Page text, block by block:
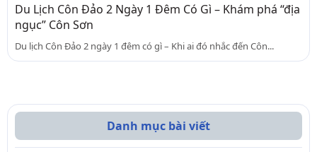
Du Lịch Côn Đảo 2 Ngày 1 Đêm Có Gì – Khám phá “địa
ngục” Côn Sơn
Du lịch Côn Đảo 2 ngày 1 đêm có gì – Khi ai đó nhắc đến Côn...
Danh mục bài viết